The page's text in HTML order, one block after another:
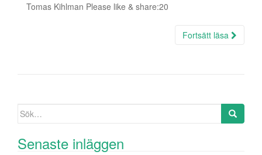
Tomas Kihlman Please like & share:20
Fortsätt läsa
Sök efter:
Senaste inläggen